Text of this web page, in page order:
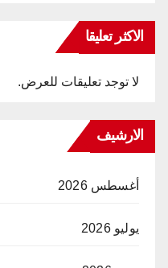
الاكثر تعليقا
لا توجد تعليقات للعرض.
الارشيف
أغسطس 2026
يوليو 2026